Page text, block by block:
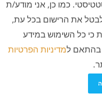
כמו כן, אני מודע/ת
את הרישום בכל עת,
כי כל השימוש במידע
למדיניות הפרטיות